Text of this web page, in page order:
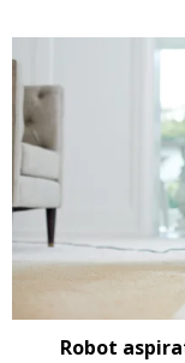
Robot